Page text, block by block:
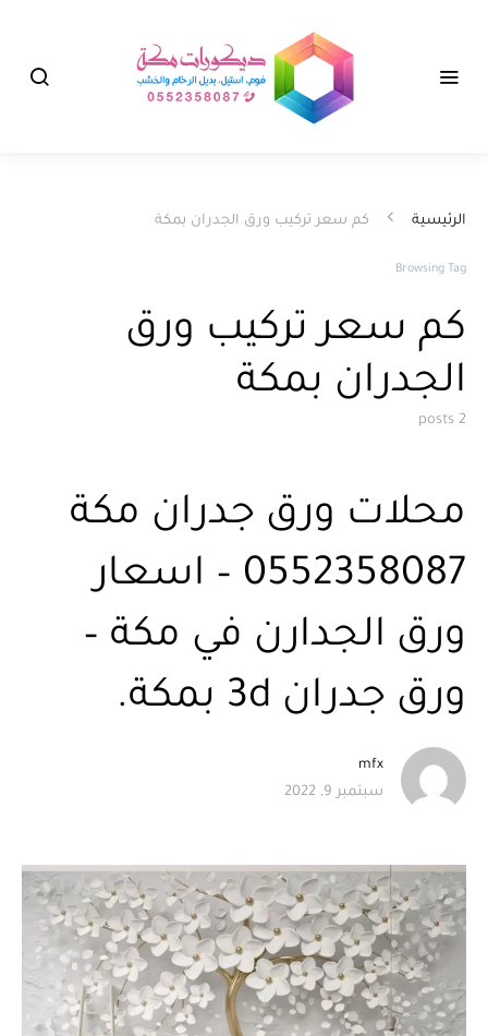
الرئيسية كم سعر تركيب ورق الجدران بمكة
Browsing Tag
كم سعر تركيب ورق
الجدران بمكة
2 posts
محلات ورق جدران مكة
0552358087 – اسعار
ورق الجدارن في مكة –
ورق جدران 3d بمكة.
mfx
سبتمبر 9, 2022